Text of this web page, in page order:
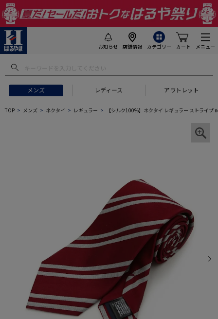
お知らせ 店舗情報 カテゴリー カート メニュー
メンズ レディース アウトレット
TOP メンズ ネクタイ レギュラー 【シルク100%】ネクタイ レギュラー ストライ